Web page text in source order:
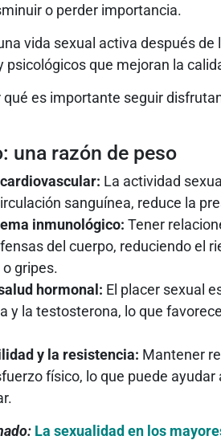
o perder importancia.
vida sexual activa después
psicológicos que mejoran la
es importante seguir
una razón de peso
La actividad
sanguínea, reduce la
inmunológico: Tener
del cuerpo, reduciendo el
gripes.
hormonal: El placer sexual
y la testosterona, lo que
y la resistencia: Mantener
físico, lo que puede
La sexualidad en los